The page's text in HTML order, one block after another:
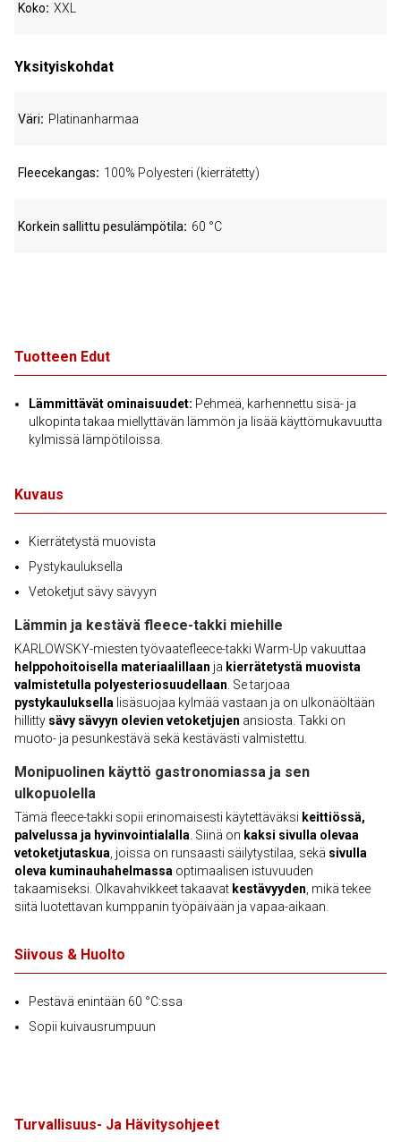
Tuotteen Edut
Lämmittävät ominaisuudet: Pehmeä, karhennettu sisä- ja
ulkopinta takaa miellyttävän lämmön ja lisää käyttömukavuutta
kylmissä lämpötiloissa.
Kuvaus
Kierrätetystä muovista
Pystykauluksella
Vetoketjut sävy sävyyn
Lämmin ja kestävä fleece-takki miehille
KARLOWSKY-miesten työvaatefleece-takki Warm-Up vakuuttaa
helppohoitoisella materiaalillaan ja kierrätetystä muovista
valmistetulla polyesteriosuudellaan . Se tarjoaa
pystykauluksella lisäsuojaa kylmää vastaan ja on ulkonäöltään
hillitty sävy sävyyn olevien vetoketjujen ansiosta. Takki on
muoto- ja pesunkestävä sekä kestävästi valmistettu.
Monipuolinen käyttö gastronomiassa ja sen
ulkopuolella
Tämä fleece-takki sopii erinomaisesti käytettäväksi keittiössä,
palvelussa ja hyvinvointialalla . Siinä on kaksi sivulla olevaa
vetoketjutaskua , joissa on runsaasti säilytystilaa, sekä sivulla
oleva kuminauhahelmassa optimaalisen istuvuuden
takaamiseksi. Olkavahvikkeet takaavat kestävyyden , mikä tekee
siitä luotettavan kumppanin työpäivään ja vapaa-aikaan.
Siivous & Huolto
Pestävä enintään 60 °C:ssa
Sopii kuivausrumpuun
Koko XXL
Yksityiskohdat
Väri Platinanharmaa
Fleecekangas 100% Polyesteri (kierrätetty)
Korkein sallittu pesulämpötila 60 °C
Turvallisuus- Ja Hävitysohjeet